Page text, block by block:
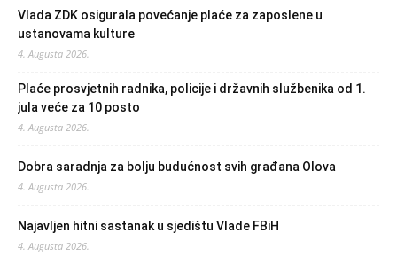
Vlada ZDK osigurala povećanje plaće za zaposlene u
ustanovama kulture
4. Augusta 2026.
Plaće prosvjetnih radnika, policije i državnih službenika od 1.
jula veće za 10 posto
4. Augusta 2026.
Dobra saradnja za bolju budućnost svih građana Olova
4. Augusta 2026.
Najavljen hitni sastanak u sjedištu Vlade FBiH
4. Augusta 2026.